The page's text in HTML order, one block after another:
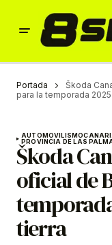
Portada
Škoda
para la temporada
AUTOMOVILISMO
PROVINCIA DE LAS
Škoda
oficial de
tierra